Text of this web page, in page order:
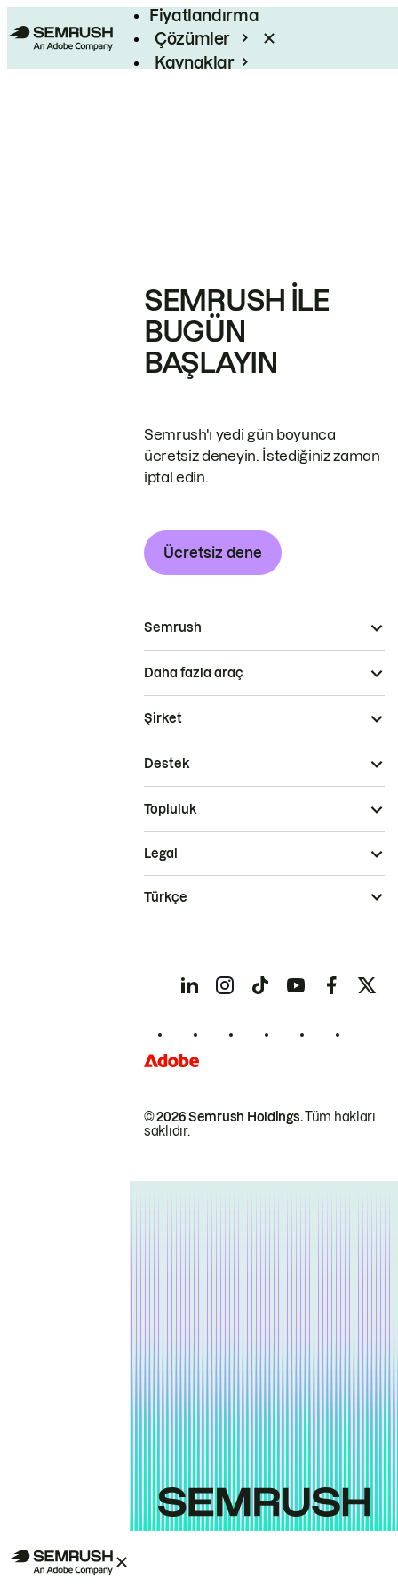
Fiyatlandırma
Çözümler
Kaynaklar
SEMRUSH ILE
BUGÜN
BAŞLAYIN
Semrush'ı yedi gün boyunca
ücretsiz deneyin. İstediğiniz zaman
iptal edin.
Ücretsiz dene
Semrush
Daha fazla araç
Şirket
Destek
Topluluk
© 2026 Semrush Holdings.Tüm hakları
saklıdır.
Legal
Türkçe